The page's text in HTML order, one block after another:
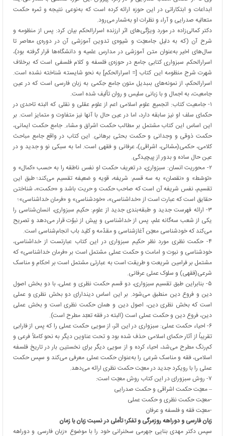
ابداعات و ابتکاراتی در این حوزه ارائه کرده است که به‌نوعی نتیجه و ثمره حکمت
متعالیه صدرایی و آراء و نظرات او به‌شمار می‌رود.
دکتر کمالی‌زاده در مورد ویژگی‌های اثر ارزنده اسرارالحکم بیان کرد: پس از منظومه و
شرح آن (که به دلیل جامعیّت و شیوه‌ی تدوین آموزشی آن در دوره‌ی معاصر تا
سال‌های اخیر به‌عنوان متن آموزشی در مدارس علمیه و دانشگاه‌ها قرار گرفته بود)،
اسرارالحکم سبزوارى کتابی جامع در حوزه‌ی فلسفه و کلام فلسفی است که برخلاف
شهرت شرح منظومه این کتاب [= اسرارالحکم] به نحو شایسته شناخته نشده است.
اسرارالحکم، از نمونه‏‌هاى بى‏بدیل متون جامع حِکمی به زبان فارسى است که در عین
جامعیت، به اجمال و با زبانی سلیس و روان تألیف شده است.
۱- جامعیت کتاب: اتجمیع علوم اسلامی اعم از علوم عقلی و نقلی که البته تاحدی در
حکمای سلف او نیز سابقه دارد، اما در عین حال با آنها نیز متفاوت و متمایز است. بر
این اساس این کتاب مشتمل بر مطالب حکمت اشراق و مشاء. جامع حکمت ایمانی،
حکمت ذوقی و وجدانی و حکمت بحثی برهانی. این کتاب در واقع جامع مباحث
کلامی، حکمی(مشائی، اشراقی)، عرفانی و فقهی است. اما به سبکی نو و جدید و در
عین حال ساده و بدور از پیچیدگی.
۲- محوریت انسان: سبزواری، در تعریف حکمت او نفس ناطقه را به حسب «کمال» و
«توسّط» و «نقصان» به سه قسم: شریفه، قویه و ضعیفه تقسیم می‌کند؛ طبق این
تقسیم، نفس شریفه آن است که صاحب حکمت و حریت باشد و «حکمت»، شناختن
حقایق است که عبارت است از «خداشناسى»، «خودشناسى» و «فرمان خداشناسى»؛
۳- ارائه فهرست جدید و طبقه‌بندی جدید از علوم: حکیم سبزواری، انسان‌شناسی را
یکی از شعب سه‌گانه علم، پس از خداشناسی و پیش از نبوّت قرار می‌دهد و تصریح
می‌کند که خودشناسی معیّن آغازشناسی و مقدّمه و کلید باب انجام‌شناسی است.
۴- حکمت نظری مورد نظر حکیم سبزواری در این کتاب عبارتست از خداشناسی،
خودشناسی و نبوت و امامت و حکمت عملی مشتمل است بر «فرمان خداشناسی» که
مشتمل بر فرامین شریعت و طریقت است به عبارتی مشتمل است بر احکام و مناسک
شرعی(فقهی) و سلوک عملی عرفانی.
۵- بنابراین طبق تقسیم سبزواری، دو قسم حکمت نظری و عملی، با دو بخش اصول
دین و فروع دین منطبق می‌شود. بر این اساس دیندارای دو بخش نظری و عملی
است که بخش نظری دین، اصول دین و همان حکمت نظری است و بخش عملی
دین، فروع دین و حکمت عملی است (البته در فقه تعبّد مطرح است).
۶- احیاء حکمت عملی: سبزواری در این اثر، از سویی حکمت عملی را که پس از فارابی
تقریباً از آثار حکمای اسلامی حذف شده بود و تحت عناوین دیگر به نحو کاملاً فرعی و
کم‌رنگ مطرح می‌شد، احیاء کرده و از سویی دیگر برای نخستین بار در تاریخ فلسفه
اسلامی، فقه و مناسک شرعی را به‌عنوان حکمت عملی معرفی می‌کند و سپس حکمت
عملی را با رویکرد جدید در معیّت حکمت نظری ارائه می‌دهد.
۷- روش سبزورای در این کتاب روش معیّت است:
– معیّت حکمت اشراقی و حکمت صدرایی
-معیّت حکمت نظری و حکمت عملی
-معیّت فقه و فلسفه و عرفان
زبان فارسی و دوراهه روزمرگی و تفکر؛ تأملی در نسبت زبان با زمان
سپس دکتر مهدی بنایی جهرمی سخنرانی خود را با موضوع «زبان فارسی و دوراهه